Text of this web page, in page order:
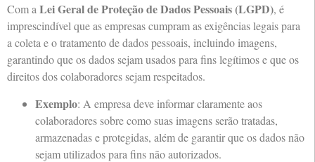
Com aLei Geral de Proteção de Dados Pessoais (LGPD), é
imprescindível que as empresas cumpram as exigências legais para
a coleta e o tratamento de dados pessoais, incluindo imagens,
garantindo que os dados sejam usados para fins legítimos e que os
direitos dos colaboradores sejam respeitados.
Exemplo: A empresa deve informar claramente aos
colaboradores sobre como suas imagens serão tratadas,
armazenadas e protegidas, além de garantir que os dados não
sejam utilizados para fins não autorizados.